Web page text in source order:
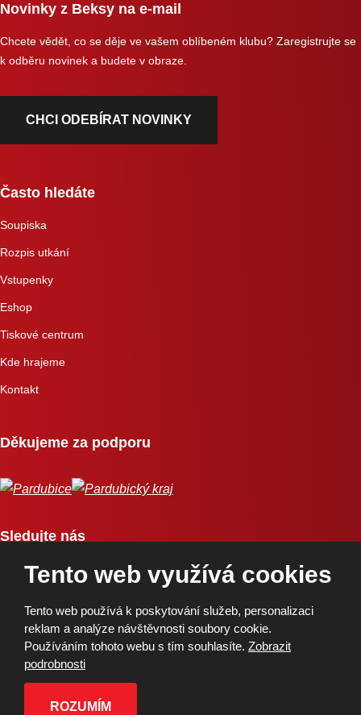
Novinky z Beksy na e-mail
Chcete vědět, co se děje ve vašem oblíbeném klubu? Zaregistrujte se
k odběru novinek a budete v obraze.
CHCI ODEBÍRAT NOVINKY
Často hledáte
Soupiska
Rozpis utkání
Vstupenky
Eshop
Tiskové centrum
Kde hrajeme
Kontakt
Děkujeme za podporu
Sledujte nás
Copyright © 2026, BK Pardubice, a.s. | Vytvořila eBRÁNA
Tento web využívá cookies
Tento web používá k poskytování služeb, personalizaci
reklam a analýze návštěvnosti soubory cookie.
Používáním tohoto webu s tím souhlasíte. Zobrazit
podrobnosti
ROZUMÍM